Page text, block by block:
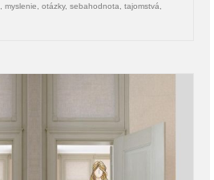
myslenie otázky, sebahodnota tajomstvá